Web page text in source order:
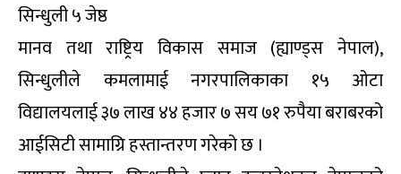
सिन्धुली ५ जेष्ठ
मानव तथा राष्ट्रिय विकास समाज (ह्याण्ड्स नेपाल),
सिन्धुलीले कमलामाई नगरपालिकाका १५ ओटा
विद्यालयलाई ३७ लाख ४४ हजार ७ सय ७१ रुपैया बराबरको
आईसिटी सामाग्रि हस्तान्तरण गरेको छ ।